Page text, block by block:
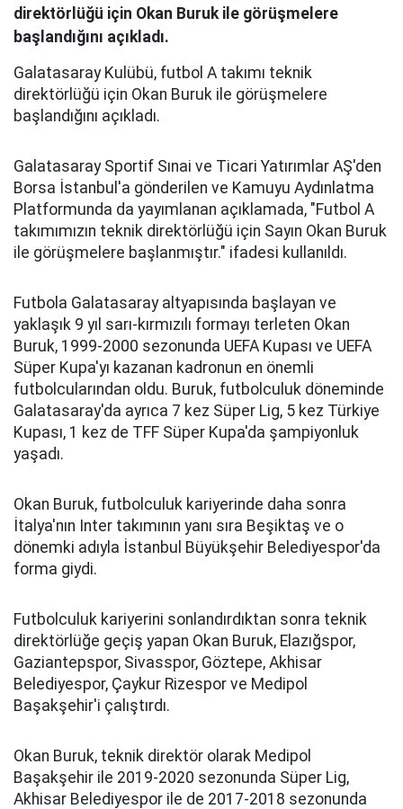
direktörlüğü için Okan Buruk ile görüşmelere
başlandığını açıkladı.
Galatasaray Kulübü, futbol A takımı teknik
direktörlüğü için Okan Buruk ile görüşmelere
başlandığını açıkladı.
Galatasaray Sportif Sınai ve Ticari Yatırımlar AŞ'den
Borsa İstanbul'a gönderilen ve Kamuyu Aydınlatma
Platformunda da yayımlanan açıklamada, "Futbol A
takımımızın teknik direktörlüğü için Sayın Okan Buruk
ile görüşmelere başlanmıştır." ifadesi kullanıldı.
Futbola Galatasaray altyapısında başlayan ve
yaklaşık 9 yıl sarı-kırmızılı formayı terleten Okan
Buruk, 1999-2000 sezonunda UEFA Kupası ve UEFA
Süper Kupa'yı kazanan kadronun en önemli
futbolcularından oldu. Buruk, futbolculuk döneminde
Galatasaray'da ayrıca 7 kez Süper Lig, 5 kez Türkiye
Kupası, 1 kez de TFF Süper Kupa'da şampiyonluk
yaşadı.
Okan Buruk, futbolculuk kariyerinde daha sonra
İtalya'nın Inter takımının yanı sıra Beşiktaş ve o
dönemki adıyla İstanbul Büyükşehir Belediyespor'da
forma giydi.
Futbolculuk kariyerini sonlandırdıktan sonra teknik
direktörlüğe geçiş yapan Okan Buruk, Elazığspor,
Gaziantepspor, Sivasspor, Göztepe, Akhisar
Belediyespor, Çaykur Rizespor ve Medipol
Başakşehir'i çalıştırdı.
Okan Buruk, teknik direktör olarak Medipol
Başakşehir ile 2019-2020 sezonunda Süper Lig,
Akhisar Belediyespor ile de 2017-2018 sezonunda